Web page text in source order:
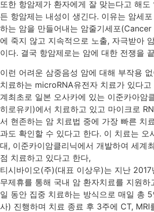
또한 항암제가 환자에게 잘 맞는다고 해도
든 항암제는 내성이 생긴다. 이유는 암세
하는 암을 만들어내는 암줄기세포
에 죽지 않고 지속적으로 노출, 자극받아
이다. 결국 항암제로는 암에 대한 전쟁을
이런 어려운 삼중음성 암에 대해 부작용
치료하는 microRNA유전자 치료가 있다
계최초로 일본 오사카에 있는 이준카아암
히로유키)에서 치료하고 있고 마이크로
서 현존하는 암 치료법 중에 가장 빠른 치
과도 확인할 수 있다고 한다. 이 치료는 오
대, 이준카이암클리닉에서 개발하여 세계
점 치료하고 있다고 한다,
티시바이오(주)(대표 이상우)는 지난
무제휴를 통해 국내 암 환자치료를 지원하
일 동안 집중 치료하는 방식으로 매일 총
사) 진행하며 치료 종료 후 3주에 CT, MRI